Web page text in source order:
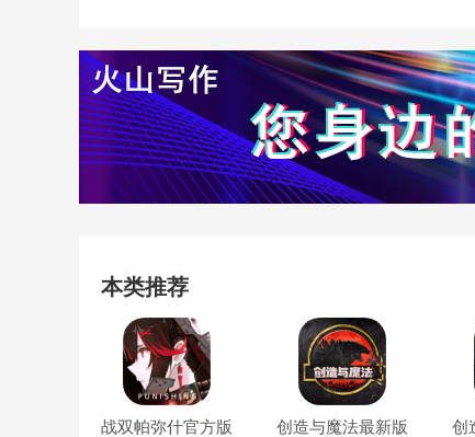
本类推荐
战双帕弥什官方版 创造与魔法最新版 创